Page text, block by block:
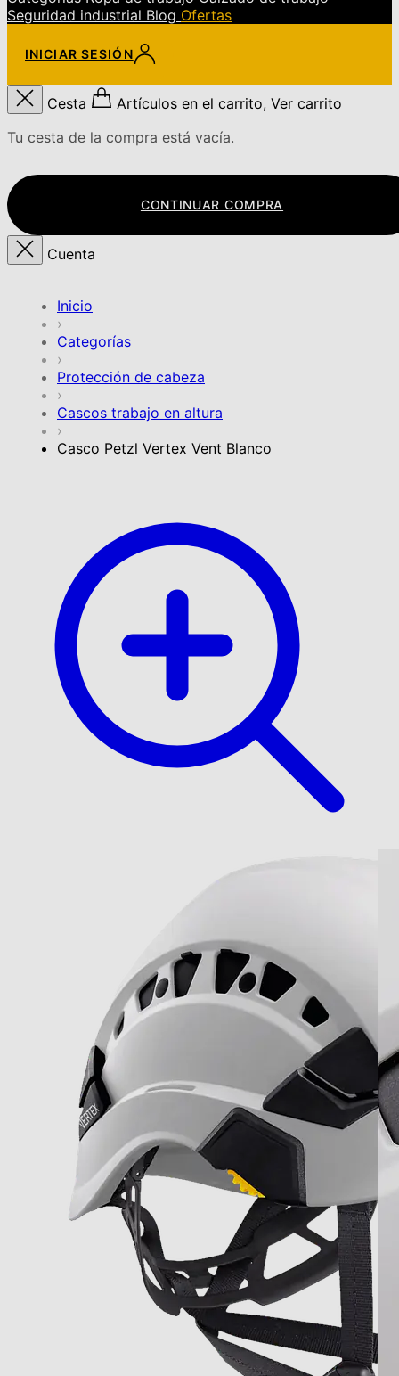
Seguridad industrial Blog Ofertas
INICIAR SESIÓN
Cesta
Artículos en el carrito, Ver carrito
Tu cesta de la compra está vacía.
CONTINUAR COMPRA
Cuenta
Inicio
›
Categorías
›
Protección de cabeza
›
Cascos trabajo en altura
›
Casco Petzl Vertex Vent Blanco